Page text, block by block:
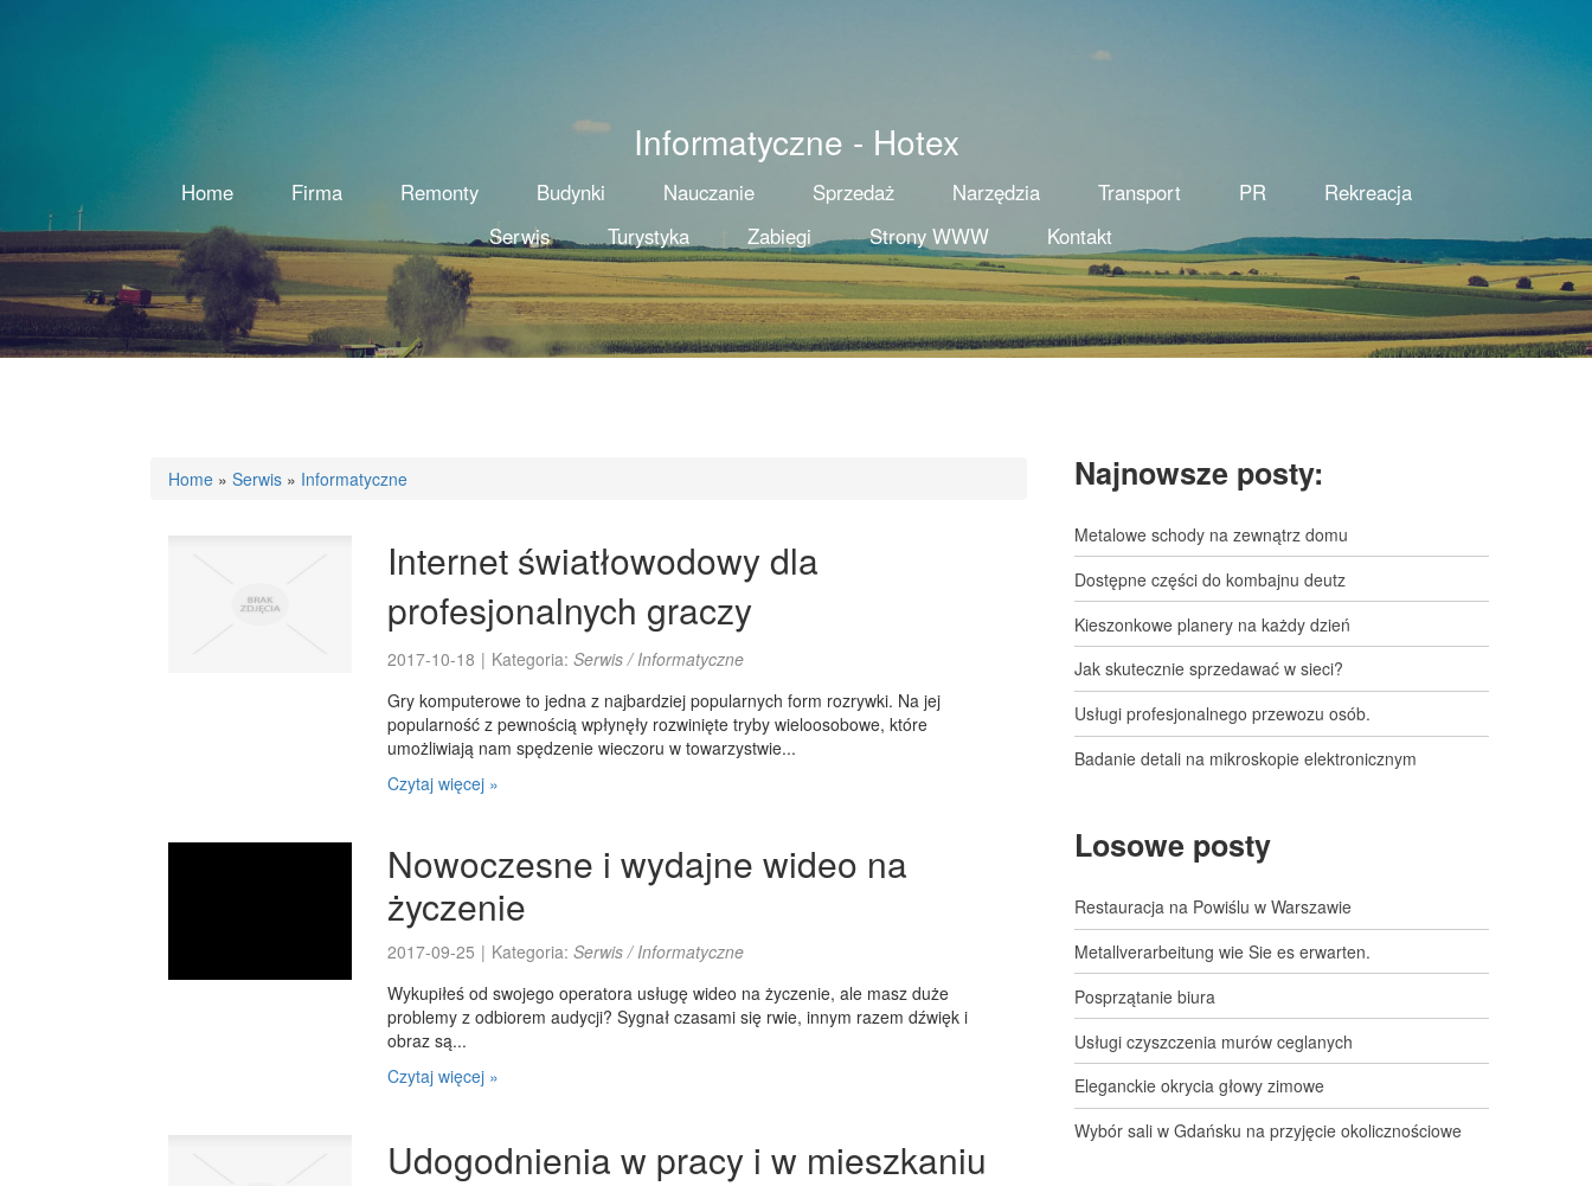
Informatyczne - Hotex
Home Firma Remonty Budynki Nauczanie Sprzedaż Narzędzia Transport PR
Rekreacja
Serwis
Turystyka Zabiegi Strony WWW Kontakt
Home » Serwis » Informatyczne
Internet światłowodowy dla
profesjonalnych graczy
2017-10-18 | Kategoria: Serwis / Informatyczne
Gry komputerowe to jedna z najbardziej popularnych form rozrywki. Na jej
popularność z pewnością wpłynęły rozwinięte tryby wieloosobowe, które
umożliwiają nam spędzenie wieczoru w towarzystwie...
Czytaj więcej »
Nowoczesne i wydajne wideo na
życzenie
2017-09-25 | Kategoria: Serwis / Informatyczne
Wykupiłeś od swojego operatora usługę wideo na życzenie, ale masz duże
problemy z odbiorem audycji? Sygnał czasami się rwie, innym razem dźwięk i
obraz są...
Czytaj więcej »
Udogodnienia w pracy i w mieszkaniu
Najnowsze posty:
Metalowe schody na zewnątrz domu
Dostępne części do kombajnu deutz
Kieszonkowe planery na każdy dzień
Jak skutecznie sprzedawać w sieci?
Usługi profesjonalnego przewozu osób.
Badanie detali na mikroskopie elektronicznym
Losowe posty
Restauracja na Powiślu w Warszawie
Metallverarbeitung wie Sie es erwarten.
Posprzątanie biura
Usługi czyszczenia murów ceglanych
Eleganckie okrycia głowy zimowe
Wybór sali w Gdańsku na przyjęcie okolicznościowe